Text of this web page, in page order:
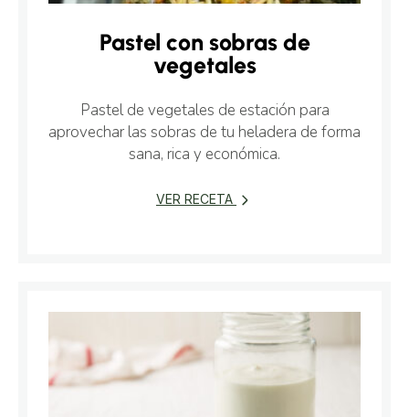
Pastel con sobras de
vegetales
Pastel de vegetales de estación para
aprovechar las sobras de tu heladera de forma
sana, rica y económica.
VER RECETA